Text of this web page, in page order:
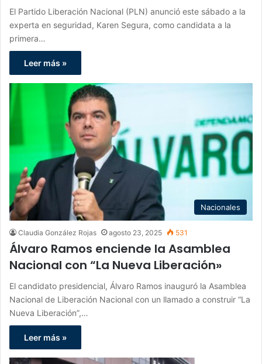
El Partido Liberación Nacional (PLN) anunció este sábado a la
experta en seguridad, Karen Segura, como candidata a la
primera…
Leer más »
Nacionales
Claudia González Rojas agosto 23, 2025 531
Álvaro Ramos enciende la Asamblea
Nacional con “La Nueva Liberación»
El candidato presidencial, Álvaro Ramos inauguró la Asamblea
Nacional de Liberación Nacional con un llamado a construir “La
Nueva Liberación”,…
Leer más »